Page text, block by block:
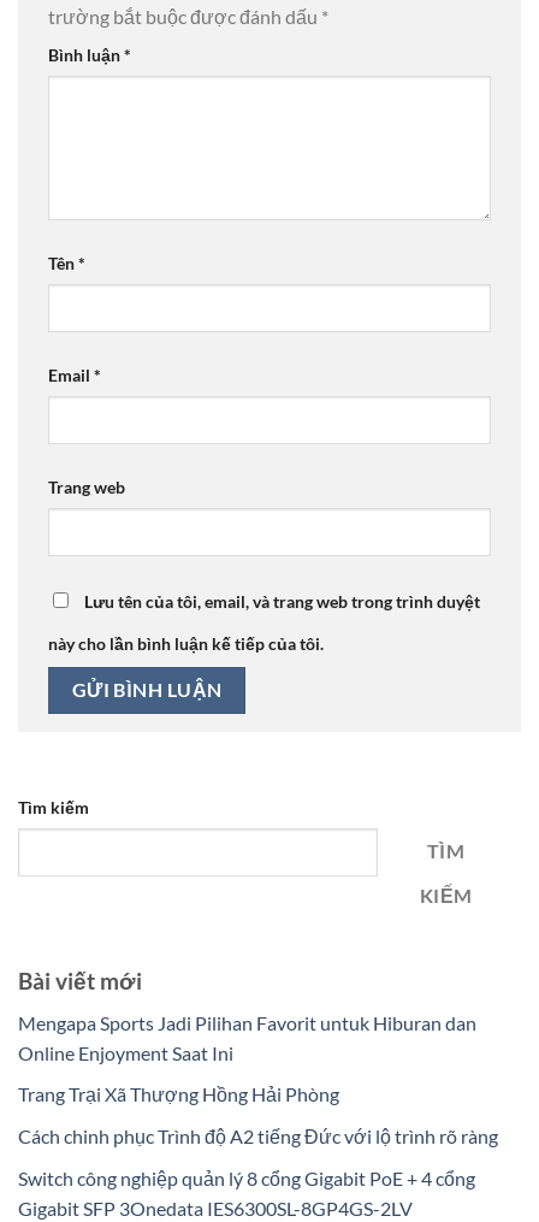
trường bắt buộc được đánh dấu *
Bình luận*
Tên*
Email *
Trang web
Lưu tên của tôi, email, và trang web trong trình duyệt
này cho lần bình luận kế tiếp của tôi.
Tìm kiếm
TÌM
KIẾM
Bài viết mới
Mengapa Sports Jadi Pilihan Favorit untuk Hiburan dan
Online Enjoyment Saat Ini
Trang Trại Xã Thượng Hồng Hải Phòng
Cách chinh phục Trình độ A2 tiếng Đức với lộ trình rõ ràng
Switch công nghiệp quản lý 8 cổng Gigabit PoE + 4 cổng
Gigabit SFP 3Onedata IES6300SL-8GP4GS-2LV